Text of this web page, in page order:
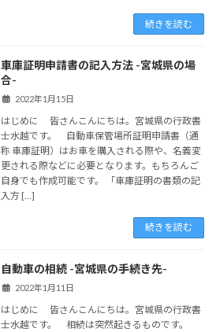
続きを読む
車庫証明申請書の記入方法 -宮城県の場
合-
2022年1月15日
はじめに 皆さんこんにちは。宮城県の行政書
士水越です。 自動車保管場所証明申請書（通
称 車庫証明）はお車を購入される際や、名義変
更される際などに必要となります。もちろんご
自身でも作成可能です。 「車庫証明の書類の記
入方 […]
続きを読む
自動車の相続 -宮城県の手続き先-
2022年1月11日
はじめに 皆さんこんにちは。宮城県の行政書
士水越です。 相続は突然起きるものです。